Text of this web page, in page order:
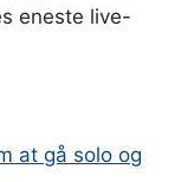
eneste live-
at gå solo og